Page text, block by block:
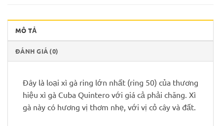
MÔ TẢ
ĐÁNH GIÁ (0)
Đây là loại xì gà ring lớn nhất (ring 50) của thương
hiệu xì gà Cuba Quintero với giá cả phải chăng. Xì
gà này có hương vị thơm nhẹ, với vị cỏ cây và đất.